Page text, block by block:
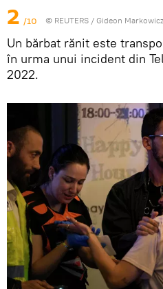
2 /10 © REUTERS / Gideon Markowicz
Un bărbat rănit este
în urma unui incident din
2022.